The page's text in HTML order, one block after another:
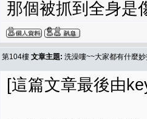
那個被抓到全身是
第104樓 文章主題: 洗澡嘍~~大家都有什麼
[這篇文章最後由